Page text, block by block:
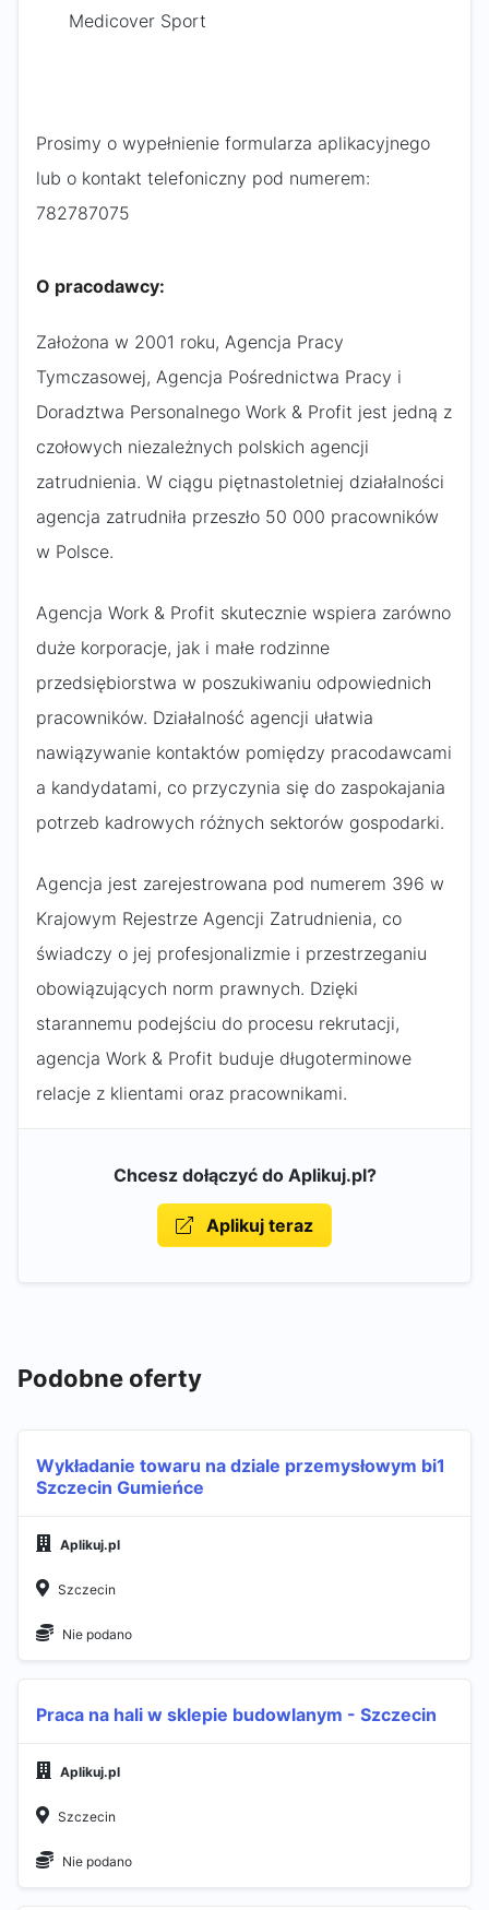
Medicover Sport
Prosimy o wypełnienie formularza aplikacyjnego
lub o kontakt telefoniczny pod numerem:
782787075 ​
O pracodawcy:
Założona w 2001 roku, Agencja Pracy
Tymczasowej, Agencja Pośrednictwa Pracy i
Doradztwa Personalnego Work & Profit jest jedną z
czołowych niezależnych polskich agencji
zatrudnienia. W ciągu piętnastoletniej działalności
agencja zatrudniła przeszło 50 000 pracowników
w Polsce.
Agencja Work & Profit skutecznie wspiera zarówno
duże korporacje, jak i małe rodzinne
przedsiębiorstwa w poszukiwaniu odpowiednich
pracowników. Działalność agencji ułatwia
nawiązywanie kontaktów pomiędzy pracodawcami
a kandydatami, co przyczynia się do zaspokajania
potrzeb kadrowych różnych sektorów gospodarki.
Agencja jest zarejestrowana pod numerem 396 w
Krajowym Rejestrze Agencji Zatrudnienia, co
świadczy o jej profesjonalizmie i przestrzeganiu
obowiązujących norm prawnych. Dzięki
starannemu podejściu do procesu rekrutacji,
agencja Work & Profit buduje długoterminowe
relacje z klientami oraz pracownikami.
Chcesz dołączyć do Aplikuj.pl?
Aplikuj teraz
Podobne oferty
Wykładanie towaru na dziale przemysłowym bi1
Szczecin Gumieńce
Aplikuj.pl
Szczecin
Nie podano
Praca na hali w sklepie budowlanym - Szczecin
Aplikuj.pl
Szczecin
Nie podano